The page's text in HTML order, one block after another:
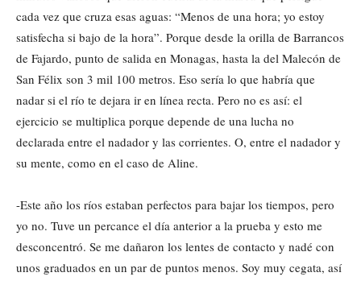
cada vez que cruza esas aguas: “Menos de una hora; yo estoy
satisfecha si bajo de la hora”. Porque desde la orilla de Barrancos
de Fajardo, punto de salida en Monagas, hasta la del Malecón de
San Félix son 3 mil 100 metros. Eso sería lo que habría que
nadar si el río te dejara ir en línea recta. Pero no es así: el
ejercicio se multiplica porque depende de una lucha no
declarada entre el nadador y las corrientes. O, entre el nadador y
su mente, como en el caso de Aline.
-Este año los ríos estaban perfectos para bajar los tiempos, pero
yo no. Tuve un percance el día anterior a la prueba y esto me
desconcentró. Se me dañaron los lentes de contacto y nadé con
unos graduados en un par de puntos menos. Soy muy cegata, así